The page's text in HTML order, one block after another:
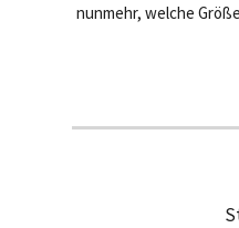
nunmehr, welche